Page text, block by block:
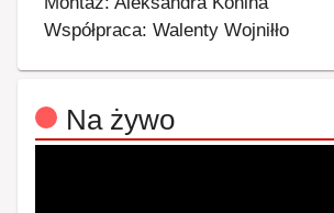
Współpraca: Walenty Wojniłło
Na żywo